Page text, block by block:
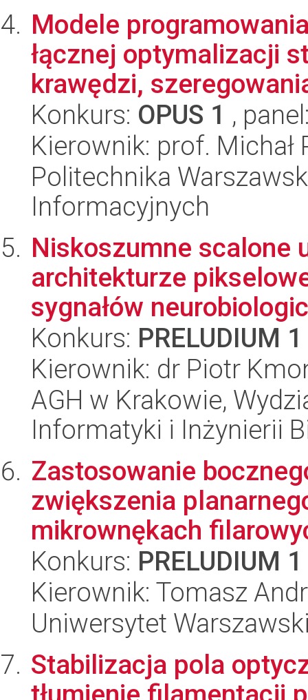
Modele
łącznej optymalizacji
krawędzi,
Konkurs: OPUS 1 ,
Kierownik: prof. Michał
Politechnika
Informacyjnych
Niskoszumne scalone
architekturze
sygnałów
Konkurs: PRELUDIUM 1
Kierownik: dr Piotr
AGH w Krakowie,
Informatyki i Inżynierii
Zastosowanie
zwiększenia
mikrownękach
Konkurs: PRELUDIUM 1
Kierownik: Tomasz
Uniwersytet
Stabilizacja pola